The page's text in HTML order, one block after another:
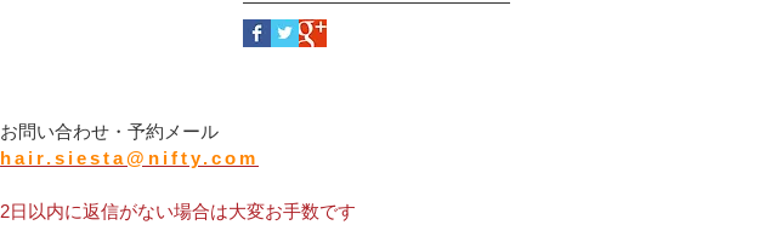
お問い合わせ・予約メール
hair.siesta@nifty.com
2日以内に返信がない場合は大変お手数です